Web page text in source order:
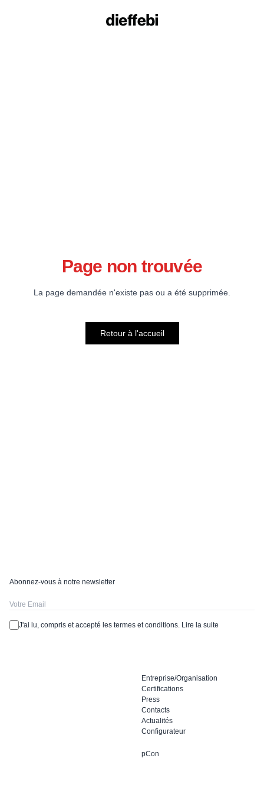
Page non trouvée
La page demandée n'existe pas ou a été supprimée.
Retour à l'accueil
Entreprise/Organisation
Certifications
Press
Contacts
Actualités
Configurateur
pCon
Abonnez-vous à notre newsletter
J'ai lu, compris et accepté les termes et conditions. Lire la suite